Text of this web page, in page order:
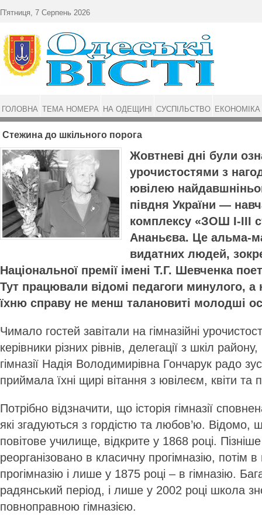
Стежина до шкільного порога
Жовтневі дні були
урочистостями з
ювілею
півдня України —
комплексу «ЗОШ І-ІІІ
Ананьєва. Це альма-
видатних людей,
Національної премії імені Т.Г. Шевченка
Тут працювали відомі педагоги минулого,
їхню справу не менш талановиті молодші
Чимало гостей завітали на гімназійні
керівники різних рівнів, делегації з шкіл
гімназії Надія Володимирівна Гончарук радо
приймала їхні щирі вітання з ювілеєм, квіти та
Потрібно відзначити, що історія гімназії
які згадуються з гордістю та любов’ю. Відомо,
повітове училище, відкрите у 1868 році.
реорганізовано в класичну прогімназію, потім
прогімназію і лише у 1875 році – в гімназію.
радянський період, і лише у 2002 році школа
повноправною гімназією.
П'ятниця, 7 Серпень 2026
ГОЛОВНА ТЕМА НОМЕРА НА ОДЕЩИНІ СУСПІЛЬСТВО ЕКОНОМІКА